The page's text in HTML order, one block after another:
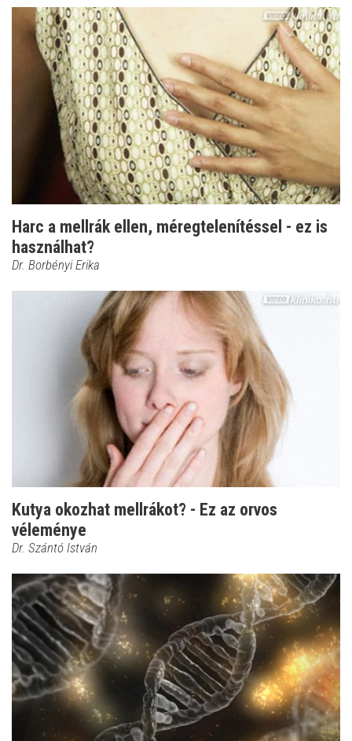
Harc a mellrák ellen, méregtelenítéssel - ez is
használhat?
Dr. Borbényi Erika
Kutya okozhat mellrákot? - Ez az orvos
véleménye
Dr. Szántó István